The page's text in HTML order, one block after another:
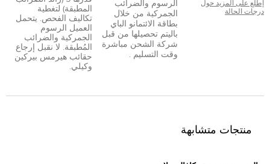
إطلع على المزيد حول
درجات الحالة
الرسوم والضرائب
الجمركية من خلال
بطاقة الائتمانو
الباي
باليتم تحصيلها من قبل
شركة الشحن مباشرة
وقت التسليم .
المطبقة) لتغطية
تكاليف الفحص. يتحمل
العميل الرسوم
الجمركية والضرائب
المُطبقة. لا نقبل إرجاع
حقائب هيرمس بيركين
وكيلي.
منتجات متشابهة